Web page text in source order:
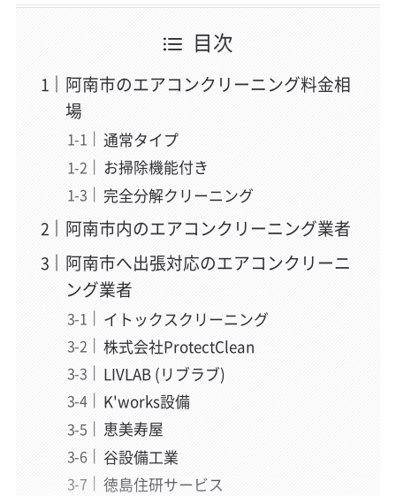
目次
阿南市のエアコンクリーニング料金相
場
通常タイプ
お掃除機能付き
完全分解クリーニング
阿南市内のエアコンクリーニング業者
阿南市へ出張対応のエアコンクリーニ
ング業者
イトックスクリーニング
株式会社ProtectClean
LIVLAB (リブラブ)
K'works設備
恵美寿屋
谷設備工業
徳島住研サービス